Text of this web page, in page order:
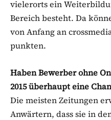
vielerorts ein
Bereich besteht. Da
von Anfang an
punkten.
Haben Bewerber ohne
2015 überhaupt eine
Die meisten Zeitungen
Anwärtern, dass sie in